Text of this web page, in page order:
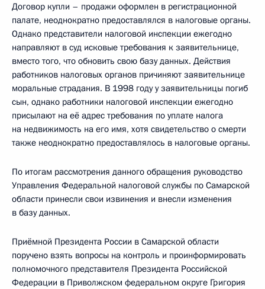
Договор купли – продажи оформлен в регистрационной
палате, неоднократно предоставлялся в налоговые органы.
Однако представители налоговой инспекции ежегодно
направляют в суд исковые требования к заявительнице,
вместо того, что обновить свою базу данных. Действия
работников налоговых органов причиняют заявительнице
моральные страдания. В 1998 году у заявительницы погиб
сын, однако работники налоговой инспекции ежегодно
присылают на её адрес требования по уплате налога
на недвижимость на его имя, хотя свидетельство о смерти
также неоднократно предоставлялось в налоговые органы.
По итогам рассмотрения данного обращения руководство
Управления Федеральной налоговой службы по Самарской
области принесли свои извинения и внесли изменения
в базу данных.
Приёмной Президента России в Самарской области
поручено взять вопросы на контроль и проинформировать
полномочного представителя Президента Российской
Федерации в Приволжском федеральном округе Григория